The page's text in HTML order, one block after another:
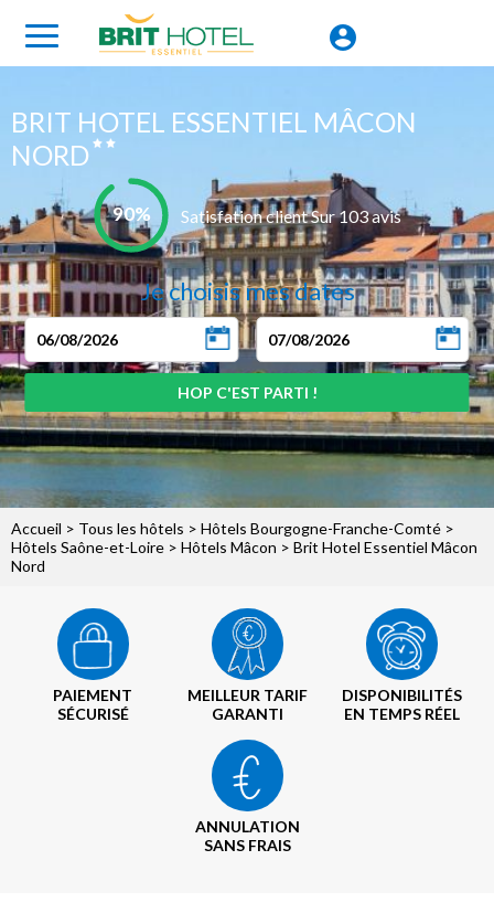
BRIT HOTEL ESSENTIEL MÂCON
NORD
90% Satisfation client Sur 103 avis
Je choisis mes dates
Accueil > Tous les hôtels > Hôtels Bourgogne-Franche-Comté >
Hôtels Saône-et-Loire > Hôtels Mâcon > Brit Hotel Essentiel Mâcon
Nord
PAIEMENT
SÉCURISÉ
MEILLEUR TARIF
GARANTI
DISPONIBILITÉS
EN TEMPS RÉEL
ANNULATION
SANS FRAIS